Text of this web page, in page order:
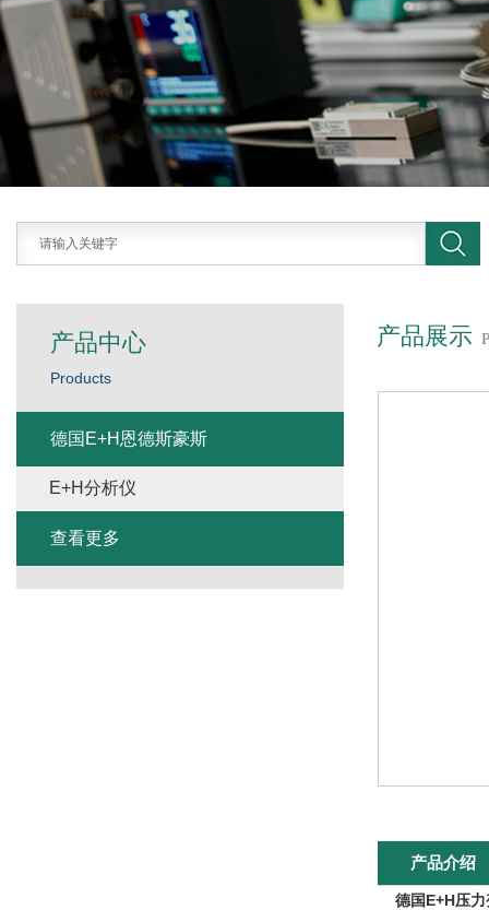
产品展示
产品介绍
德国E+H压
产品中心
Products
德国E+H恩德斯豪斯
E+H分析仪
查看更多